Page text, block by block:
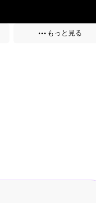
もっと見る